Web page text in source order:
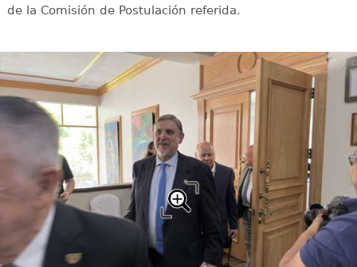
de la Comisión de Postulación referida.